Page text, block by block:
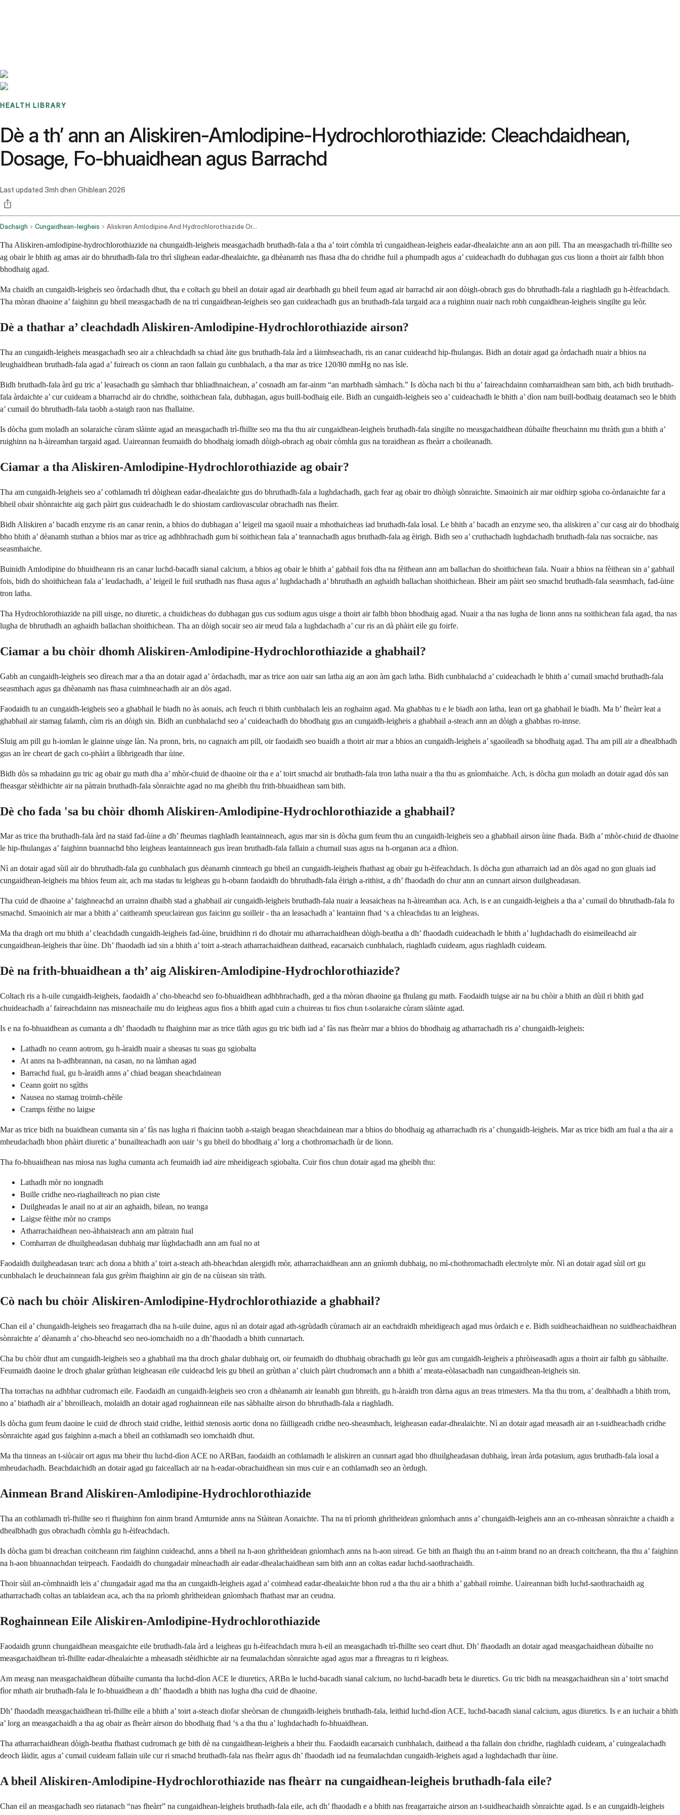
HEALTH LIBRARY
Dè a th’ ann an Aliskiren-Amlodipine-Hydrochlorothiazide: Cleachdaidhean,
Dosage, Fo-bhuaidhean agus Barrachd
Last updated 3mh dhen Ghiblean 2026
Dachaigh Cungaidhean-leigheis Aliskiren Amlodipine And Hydrochlorothiazide Oral Route
Tha Aliskiren-amlodipine-hydrochlorothiazide na chungaidh-leigheis measgachadh bruthadh-fala a tha a’ toirt còmhla trì cungaidhean-leigheis eadar-dhealaichte ann an aon pill. Tha an measgachadh trì-fhillte seo
ag obair le bhith ag amas air do bhruthadh-fala tro thrì slighean eadar-dhealaichte, ga dhèanamh nas fhasa dha do chridhe fuil a phumpadh agus a’ cuideachadh do dubhagan gus cus lionn a thoirt air falbh bhon
bhodhaig agad.
Ma chaidh an cungaidh-leigheis seo òrdachadh dhut, tha e coltach gu bheil an dotair agad air dearbhadh gu bheil feum agad air barrachd air aon dòigh-obrach gus do bhruthadh-fala a riaghladh gu h-èifeachdach.
Tha mòran dhaoine a’ faighinn gu bheil measgachadh de na trì cungaidhean-leigheis seo gan cuideachadh gus an bruthadh-fala targaid aca a ruighinn nuair nach robh cungaidhean-leigheis singilte gu leòr.
Dè a thathar a’ cleachdadh Aliskiren-Amlodipine-Hydrochlorothiazide airson?
Tha an cungaidh-leigheis measgachadh seo air a chleachdadh sa chiad àite gus bruthadh-fala àrd a làimhseachadh, ris an canar cuideachd hip-fhulangas. Bidh an dotair agad ga òrdachadh nuair a bhios na
leughaidhean bruthadh-fala agad a’ fuireach os cionn an raon fallain gu cunbhalach, a tha mar as trice 120/80 mmHg no nas ìsle.
Bidh bruthadh-fala àrd gu tric a’ leasachadh gu sàmhach thar bhliadhnaichean, a’ cosnadh am far-ainm “an marbhadh sàmhach.” Is dòcha nach bi thu a’ faireachdainn comharraidhean sam bith, ach bidh bruthadh-
fala àrdaichte a’ cur cuideam a bharrachd air do chridhe, soithichean fala, dubhagan, agus buill-bodhaig eile. Bidh an cungaidh-leigheis seo a’ cuideachadh le bhith a’ dìon nam buill-bodhaig deatamach seo le bhith
a’ cumail do bhruthadh-fala taobh a-staigh raon nas fhallaine.
Is dòcha gum moladh an solaraiche cùram slàinte agad an measgachadh trì-fhillte seo ma tha thu air cungaidhean-leigheis bruthadh-fala singilte no measgachaidhean dùbailte fheuchainn mu thràth gun a bhith a’
ruighinn na h-àireamhan targaid agad. Uaireannan feumaidh do bhodhaig iomadh dòigh-obrach ag obair còmhla gus na toraidhean as fheàrr a choileanadh.
Ciamar a tha Aliskiren-Amlodipine-Hydrochlorothiazide ag obair?
Tha am cungaidh-leigheis seo a’ cothlamadh trì dòighean eadar-dhealaichte gus do bhruthadh-fala a lughdachadh, gach fear ag obair tro dhòigh sònraichte. Smaoinich air mar oidhirp sgioba co-òrdanaichte far a
bheil obair shònraichte aig gach pàirt gus cuideachadh le do shiostam cardiovascular obrachadh nas fheàrr.
Bidh Aliskiren a’ bacadh enzyme ris an canar renin, a bhios do dubhagan a’ leigeil ma sgaoil nuair a mhothaicheas iad bruthadh-fala ìosal. Le bhith a’ bacadh an enzyme seo, tha aliskiren a’ cur casg air do bhodhaig
bho bhith a’ dèanamh stuthan a bhios mar as trice ag adhbhrachadh gum bi soithichean fala a’ teannachadh agus bruthadh-fala ag èirigh. Bidh seo a’ cruthachadh lughdachadh bruthadh-fala nas socraiche, nas
seasmhaiche.
Buinidh Amlodipine do bhuidheann ris an canar luchd-bacadh sianal calcium, a bhios ag obair le bhith a’ gabhail fois dha na fèithean ann am ballachan do shoithichean fala. Nuair a bhios na fèithean sin a’ gabhail
fois, bidh do shoithichean fala a’ leudachadh, a’ leigeil le fuil sruthadh nas fhasa agus a’ lughdachadh a’ bhruthadh an aghaidh ballachan shoithichean. Bheir am pàirt seo smachd bruthadh-fala seasmhach, fad-ùine
tron latha.
Tha Hydrochlorothiazide na pill uisge, no diuretic, a chuidicheas do dubhagan gus cus sodium agus uisge a thoirt air falbh bhon bhodhaig agad. Nuair a tha nas lugha de lionn anns na soithichean fala agad, tha nas
lugha de bhruthadh an aghaidh ballachan shoithichean. Tha an dòigh socair seo air meud fala a lughdachadh a’ cur ris an dà phàirt eile gu foirfe.
Ciamar a bu chòir dhomh Aliskiren-Amlodipine-Hydrochlorothiazide a ghabhail?
Gabh an cungaidh-leigheis seo dìreach mar a tha an dotair agad a’ òrdachadh, mar as trice aon uair san latha aig an aon àm gach latha. Bidh cunbhalachd a’ cuideachadh le bhith a’ cumail smachd bruthadh-fala
seasmhach agus ga dhèanamh nas fhasa cuimhneachadh air an dòs agad.
Faodaidh tu an cungaidh-leigheis seo a ghabhail le biadh no às aonais, ach feuch ri bhith cunbhalach leis an roghainn agad. Ma ghabhas tu e le biadh aon latha, lean ort ga ghabhail le biadh. Ma b’ fheàrr leat a
ghabhail air stamag falamh, cùm ris an dòigh sin. Bidh an cunbhalachd seo a’ cuideachadh do bhodhaig gus an cungaidh-leigheis a ghabhail a-steach ann an dòigh a ghabhas ro-innse.
Sluig am pill gu h-iomlan le glainne uisge làn. Na pronn, bris, no cagnaich am pill, oir faodaidh seo buaidh a thoirt air mar a bhios an cungaidh-leigheis a’ sgaoileadh sa bhodhaig agad. Tha am pill air a dhealbhadh
gus an ìre cheart de gach co-phàirt a lìbhrigeadh thar ùine.
Bidh dòs sa mhadainn gu tric ag obair gu math dha a’ mhòr-chuid de dhaoine oir tha e a’ toirt smachd air bruthadh-fala tron latha nuair a tha thu as gnìomhaiche. Ach, is dòcha gun moladh an dotair agad dòs san
fheasgar stèidhichte air na pàtrain bruthadh-fala sònraichte agad no ma gheibh thu frith-bhuaidhean sam bith.
Dè cho fada 'sa bu chòir dhomh Aliskiren-Amlodipine-Hydrochlorothiazide a ghabhail?
Mar as trice tha bruthadh-fala àrd na staid fad-ùine a dh’ fheumas riaghladh leantainneach, agus mar sin is dòcha gum feum thu an cungaidh-leigheis seo a ghabhail airson ùine fhada. Bidh a’ mhòr-chuid de dhaoine
le hip-fhulangas a’ faighinn buannachd bho leigheas leantainneach gus ìrean bruthadh-fala fallain a chumail suas agus na h-organan aca a dhìon.
Nì an dotair agad sùil air do bhruthadh-fala gu cunbhalach gus dèanamh cinnteach gu bheil an cungaidh-leigheis fhathast ag obair gu h-èifeachdach. Is dòcha gun atharraich iad an dòs agad no gun gluais iad
cungaidhean-leigheis ma bhios feum air, ach ma stadas tu leigheas gu h-obann faodaidh do bhruthadh-fala èirigh a-rithist, a dh’ fhaodadh do chur ann an cunnart airson duilgheadasan.
Tha cuid de dhaoine a’ faighneachd an urrainn dhaibh stad a ghabhail air cungaidh-leigheis bruthadh-fala nuair a leasaicheas na h-àireamhan aca. Ach, is e an cungaidh-leigheis a tha a’ cumail do bhruthadh-fala fo
smachd. Smaoinich air mar a bhith a’ caitheamh speuclairean gus faicinn gu soilleir - tha an leasachadh a’ leantainn fhad ‘s a chleachdas tu an leigheas.
Ma tha dragh ort mu bhith a’ cleachdadh cungaidh-leigheis fad-ùine, bruidhinn ri do dhotair mu atharrachaidhean dòigh-beatha a dh’ fhaodadh cuideachadh le bhith a’ lughdachadh do eisimeileachd air
cungaidhean-leigheis thar ùine. Dh’ fhaodadh iad sin a bhith a’ toirt a-steach atharrachaidhean daithead, eacarsaich cunbhalach, riaghladh cuideam, agus riaghladh cuideam.
Dè na frith-bhuaidhean a th’ aig Aliskiren-Amlodipine-Hydrochlorothiazide?
Coltach ris a h-uile cungaidh-leigheis, faodaidh a’ cho-bheachd seo fo-bhuaidhean adhbhrachadh, ged a tha mòran dhaoine ga fhulang gu math. Faodaidh tuigse air na bu chòir a bhith an dùil ri bhith gad
chuideachadh a’ faireachdainn nas misneachaile mu do leigheas agus fios a bhith agad cuin a chuireas tu fios chun t-solaraiche cùram slàinte agad.
Is e na fo-bhuaidhean as cumanta a dh’ fhaodadh tu fhaighinn mar as trice tlàth agus gu tric bidh iad a’ fàs nas fheàrr mar a bhios do bhodhaig ag atharrachadh ris a’ chungaidh-leigheis:
Lathadh no ceann aotrom, gu h-àraidh nuair a sheasas tu suas gu sgiobalta
At anns na h-adhbrannan, na casan, no na làmhan agad
Barrachd fual, gu h-àraidh anns a’ chiad beagan sheachdainean
Ceann goirt no sgìths
Nausea no stamag troimh-chèile
Cramps fèithe no laigse
Mar as trice bidh na buaidhean cumanta sin a’ fàs nas lugha ri fhaicinn taobh a-staigh beagan sheachdainean mar a bhios do bhodhaig ag atharrachadh ris a’ chungaidh-leigheis. Mar as trice bidh am fual a tha air a
mheudachadh bhon phàirt diuretic a’ bunailteachadh aon uair ‘s gu bheil do bhodhaig a’ lorg a chothromachadh ùr de lionn.
Tha fo-bhuaidhean nas miosa nas lugha cumanta ach feumaidh iad aire mheidigeach sgiobalta. Cuir fios chun dotair agad ma gheibh thu:
Lathadh mòr no iongnadh
Buille cridhe neo-riaghailteach no pian ciste
Duilgheadas le anail no at air an aghaidh, bilean, no teanga
Laigse fèithe mòr no cramps
Atharrachaidhean neo-àbhaisteach ann am pàtrain fual
Comharran de dhuilgheadasan dubhaig mar lùghdachadh ann am fual no at
Faodaidh duilgheadasan tearc ach dona a bhith a’ toirt a-steach ath-bheachdan alergidh mòr, atharrachaidhean ann an gnìomh dubhaig, no mì-chothromachadh electrolyte mòr. Nì an dotair agad sùil ort gu
cunbhalach le deuchainnean fala gus grèim fhaighinn air gin de na cùisean sin tràth.
Cò nach bu chòir Aliskiren-Amlodipine-Hydrochlorothiazide a ghabhail?
Chan eil a’ chungaidh-leigheis seo freagarrach dha na h-uile duine, agus nì an dotair agad ath-sgrùdadh cùramach air an eachdraidh mheidigeach agad mus òrdaich e e. Bidh suidheachaidhean no suidheachaidhean
sònraichte a’ dèanamh a’ cho-bheachd seo neo-iomchaidh no a dh’fhaodadh a bhith cunnartach.
Cha bu chòir dhut am cungaidh-leigheis seo a ghabhail ma tha droch ghalar dubhaig ort, oir feumaidh do dhubhaig obrachadh gu leòr gus am cungaidh-leigheis a phròiseasadh agus a thoirt air falbh gu sàbhailte.
Feumaidh daoine le droch ghalar grùthan leigheasan eile cuideachd leis gu bheil an grùthan a’ cluich pàirt chudromach ann a bhith a’ meata-eòlasachadh nan cungaidhean-leigheis sin.
Tha torrachas na adhbhar cudromach eile. Faodaidh an cungaidh-leigheis seo cron a dhèanamh air leanabh gun bhreith, gu h-àraidh tron dàrna agus an treas trimesters. Ma tha thu trom, a’ dealbhadh a bhith trom,
no a’ biathadh air a’ bhroilleach, molaidh an dotair agad roghainnean eile nas sàbhailte airson do bhruthadh-fala a riaghladh.
Is dòcha gum feum daoine le cuid de dhroch staid cridhe, leithid stenosis aortic dona no fàilligeadh cridhe neo-sheasmhach, leigheasan eadar-dhealaichte. Nì an dotair agad measadh air an t-suidheachadh cridhe
sònraichte agad gus faighinn a-mach a bheil an cothlamadh seo iomchaidh dhut.
Ma tha tinneas an t-siùcair ort agus ma bheir thu luchd-dìon ACE no ARBan, faodaidh an cothlamadh le aliskiren an cunnart agad bho dhuilgheadasan dubhaig, ìrean àrda potasium, agus bruthadh-fala ìosal a
mheudachadh. Beachdaichidh an dotair agad gu faiceallach air na h-eadar-obrachaidhean sin mus cuir e an cothlamadh seo an òrdugh.
Ainmean Brand Aliskiren-Amlodipine-Hydrochlorothiazide
Tha an cothlamadh trì-fhillte seo ri fhaighinn fon ainm brand Amturnide anns na Stàitean Aonaichte. Tha na trì prìomh ghrìtheidean gnìomhach anns a’ chungaidh-leigheis ann an co-mheasan sònraichte a chaidh a
dhealbhadh gus obrachadh còmhla gu h-èifeachdach.
Is dòcha gum bi dreachan coitcheann rim faighinn cuideachd, anns a bheil na h-aon ghrìtheidean gnìomhach anns na h-aon uiread. Ge bith an fhaigh thu an t-ainm brand no an dreach coitcheann, tha thu a’ faighinn
na h-aon bhuannachdan teirpeach. Faodaidh do chungadair mìneachadh air eadar-dhealachaidhean sam bith ann an coltas eadar luchd-saothrachaidh.
Thoir sùil an-còmhnaidh leis a’ chungadair agad ma tha an cungaidh-leigheis agad a’ coimhead eadar-dhealaichte bhon rud a tha thu air a bhith a’ gabhail roimhe. Uaireannan bidh luchd-saothrachaidh ag
atharrachadh coltas an tablaidean aca, ach tha na prìomh ghrìtheidean gnìomhach fhathast mar an ceudna.
Roghainnean Eile Aliskiren-Amlodipine-Hydrochlorothiazide
Faodaidh grunn chungaidhean measgaichte eile bruthadh-fala àrd a leigheas gu h-èifeachdach mura h-eil an measgachadh trì-fhillte seo ceart dhut. Dh’ fhaodadh an dotair agad measgachaidhean dùbailte no
measgachaidhean trì-fhillte eadar-dhealaichte a mheasadh stèidhichte air na feumalachdan sònraichte agad agus mar a fhreagras tu ri leigheas.
Am measg nan measgachaidhean dùbailte cumanta tha luchd-dìon ACE le diuretics, ARBn le luchd-bacadh sianal calcium, no luchd-bacadh beta le diuretics. Gu tric bidh na measgachaidhean sin a’ toirt smachd
fìor mhath air bruthadh-fala le fo-bhuaidhean a dh’ fhaodadh a bhith nas lugha dha cuid de dhaoine.
Dh’ fhaodadh measgachaidhean trì-fhillte eile a bhith a’ toirt a-steach diofar sheòrsan de chungaidh-leigheis bruthadh-fala, leithid luchd-dìon ACE, luchd-bacadh sianal calcium, agus diuretics. Is e an iuchair a bhith
a’ lorg an measgachaidh a tha ag obair as fheàrr airson do bhodhaig fhad ‘s a tha thu a’ lughdachadh fo-bhuaidhean.
Tha atharrachaidhean dòigh-beatha fhathast cudromach ge bith dè na cungaidhean-leigheis a bheir thu. Faodaidh eacarsaich cunbhalach, daithead a tha fallain don chridhe, riaghladh cuideam, a’ cuingealachadh
deoch làidir, agus a’ cumail cuideam fallain uile cur ri smachd bruthadh-fala nas fheàrr agus dh’ fhaodadh iad na feumalachdan cungaidh-leigheis agad a lughdachadh thar ùine.
A bheil Aliskiren-Amlodipine-Hydrochlorothiazide nas fheàrr na cungaidhean-leigheis bruthadh-fala eile?
Chan eil an measgachadh seo riatanach “nas fheàrr” na cungaidhean-leigheis bruthadh-fala eile, ach dh’ fhaodadh e a bhith nas freagarraiche airson an t-suidheachaidh sònraichte agad. Is e an cungaidh-leigheis